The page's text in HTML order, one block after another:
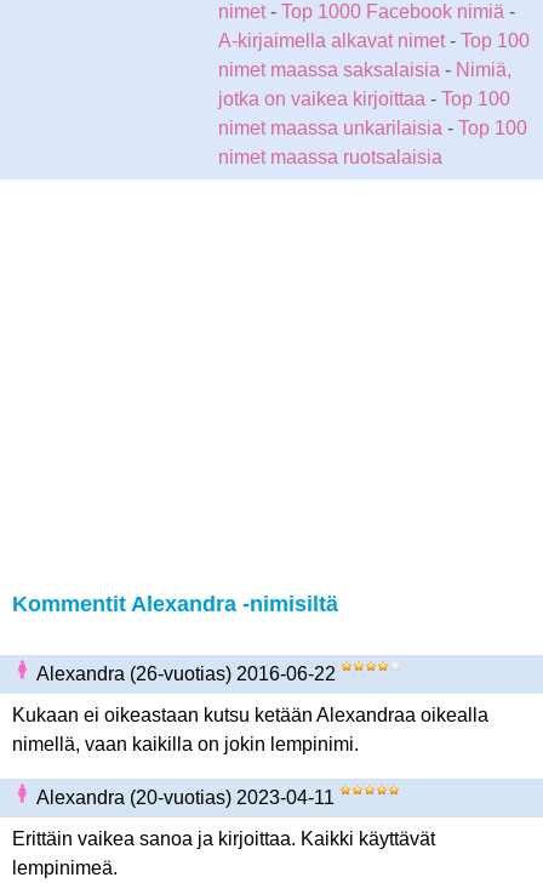
nimet- Top 1000 Facebook nimiä -
A-kirjaimella alkavat nimet- Top 100
nimet maassa saksalaisia - Nimiä,
jotka on vaikea kirjoittaa - Top 100
nimet maassa unkarilaisia - Top 100
nimet maassa ruotsalaisia
Kommentit Alexandra -nimisiltä
Alexandra (26-vuotias) 2016-06-22
Kukaan ei oikeastaan kutsu ketään Alexandraa oikealla
nimellä, vaan kaikilla on jokin lempinimi.
Alexandra (20-vuotias) 2023-04-11
Erittäin vaikea sanoa ja kirjoittaa. Kaikki käyttävät
lempinimeä.